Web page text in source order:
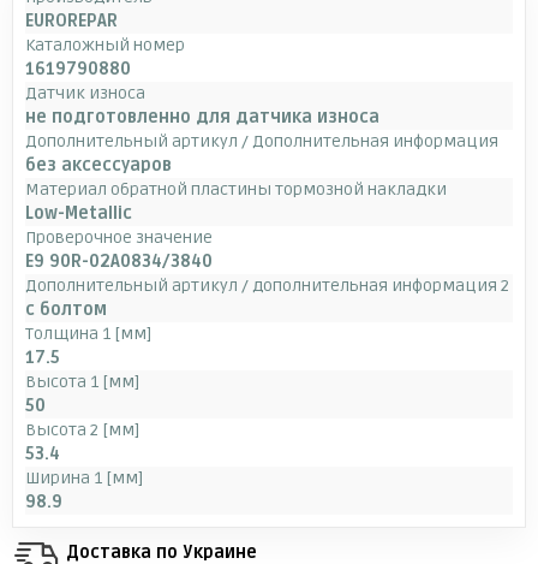
EUROREPAR
Каталожный номер
1619790880
Датчик износа
не подготовленно для датчика износа
Дополнительный артикул / Дополнительная информация
без аксессуаров
Материал обратной пластины тормозной накладки
Low-Metallic
Проверочное значение
E9 90R-02A0834/3840
Дополнительный артикул / дополнительная информация 2
с болтом
Толщина 1 [мм]
17.5
Высота 1 [мм]
50
Высота 2 [мм]
53.4
Ширина 1 [мм]
98.9
Доставка по Украине